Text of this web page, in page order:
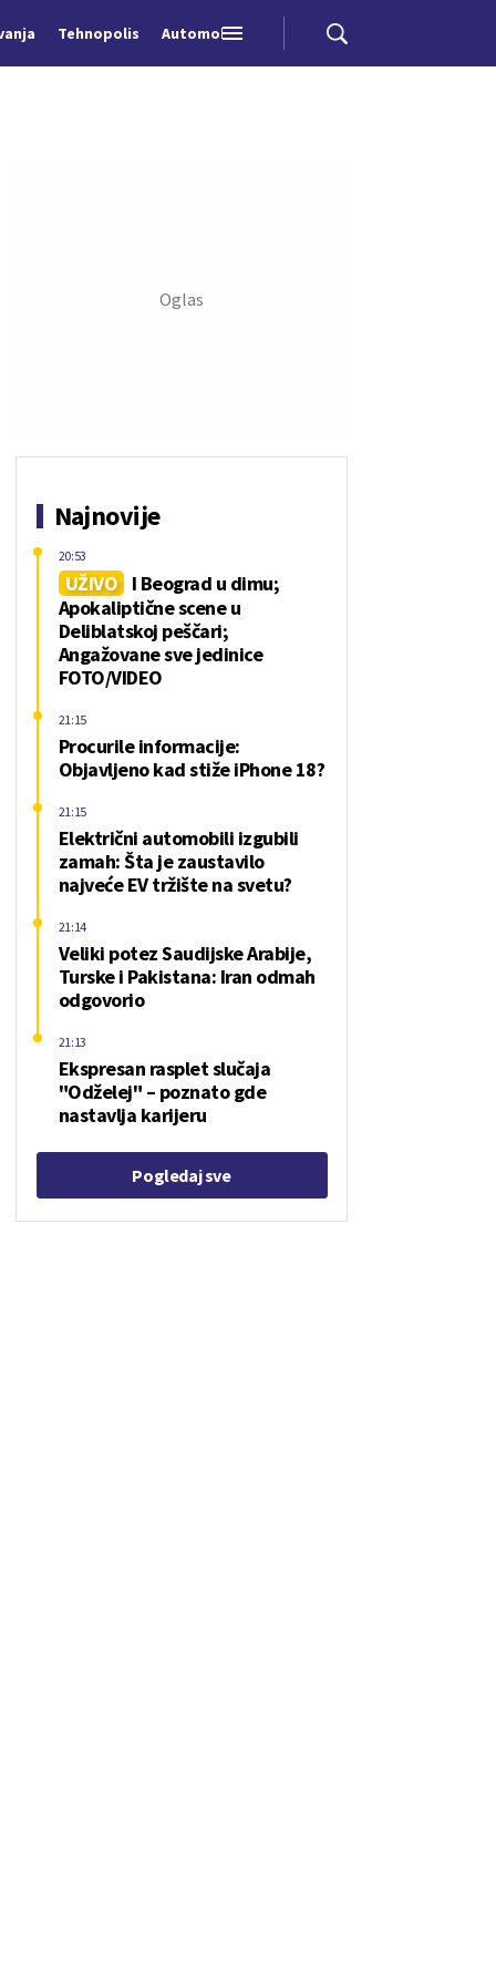
Tehnopolis Automobili
Najnovije
UŽIVO
I Beograd u dimu;
Apokaliptične scene u
Deliblatskoj peščari;
Angažovane sve jedinice
FOTO/VIDEO
20:53
Procurile informacije:
Objavljeno kad stiže iPhone 18?
21:15
Električni automobili izgubili
zamah: Šta je zaustavilo
najveće EV tržište na svetu?
21:15
Veliki potez Saudijske Arabije,
Turske i Pakistana: Iran odmah
odgovorio
21:14
Ekspresan rasplet slučaja
"Odželej" – poznato gde
nastavlja karijeru
21:13
Pogledaj sve